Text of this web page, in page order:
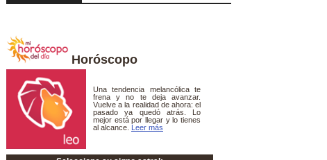
Horóscopo